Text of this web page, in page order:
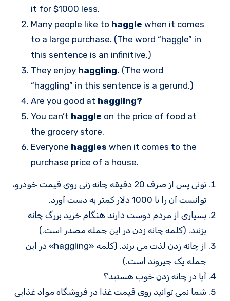
it for $1000 less.
Many people like to haggle when it comes
to a large purchase. (The word “haggle” in
this sentence is an infinitive.)
They enjoy haggling. (The word
“haggling” in this sentence is a gerund.)
Are you good at haggling?
You can’t haggle on the price of food at
the grocery store.
Everyone haggles when it comes to the
purchase price of a house.
تونی پس از صرف 20 دقیقه چانه زنی روی قیمت خودرو،
توانست آن را با 1000 دلار کمتر به دست آورد.
بسیاری از مردم دوست دارند هنگام خرید بزرگ چانه
بزنند. (کلمه چانه زدن در این جمله مصدر است.)
از چانه زدن لذت می برند. (کلمه «haggling» در این
جمله یک جیروند است.)
آیا در چانه زدن خوب هستید؟
شما نمی توانید روی قیمت غذا در فروشگاه مواد غذایی